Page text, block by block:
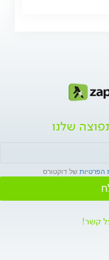
שלנו
הפרטיות של דוקטורס
קשר!